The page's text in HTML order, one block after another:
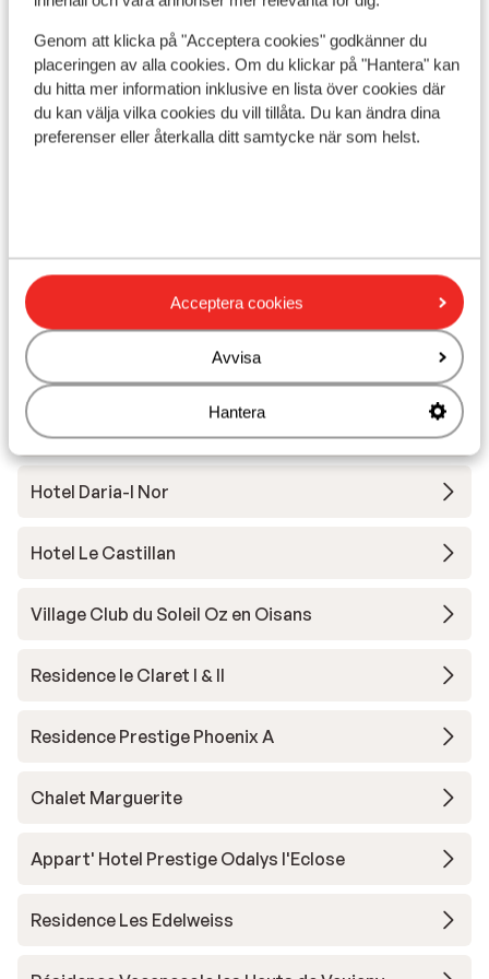
Genom att klicka på "Acceptera cookies" godkänner du
placeringen av alla cookies. Om du klickar på "Hantera" kan
du hitta mer information inklusive en lista över cookies där
du kan välja vilka cookies du vill tillåta. Du kan ändra dina
preferenser eller återkalla ditt samtycke när som helst.
Acceptera cookies
Avvisa
Hantera
Liftkort/Utrustning/Skidskola
Liftkort
Skidskola
Andra boenden i Alpe d'Huez Grand
Domaine Ski
Résidence Daria-I Nor
Hotel Au Chamois d'Or
Hotel Daria-I Nor
Hotel Le Castillan
Village Club du Soleil Oz en Oisans
Residence le Claret I & II
Residence Prestige Phoenix A
Chalet Marguerite
Appart' Hotel Prestige Odalys l'Eclose
Residence Les Edelweiss